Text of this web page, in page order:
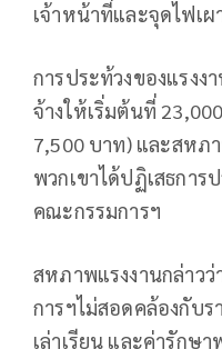
เจ้าหน้าที่และจุดไฟเ
การประท้วงของแรงง
จ้างให้เริ่มต้นที่
7,500 บาท) และสหภ
พวกเขาได้ปฏิเสธการ
คณะกรรมการฯ
สหภาพแรงงานกล่าว
การฯไม่สอดคล้องกับร
เล่าเรียน และค่ารักษ